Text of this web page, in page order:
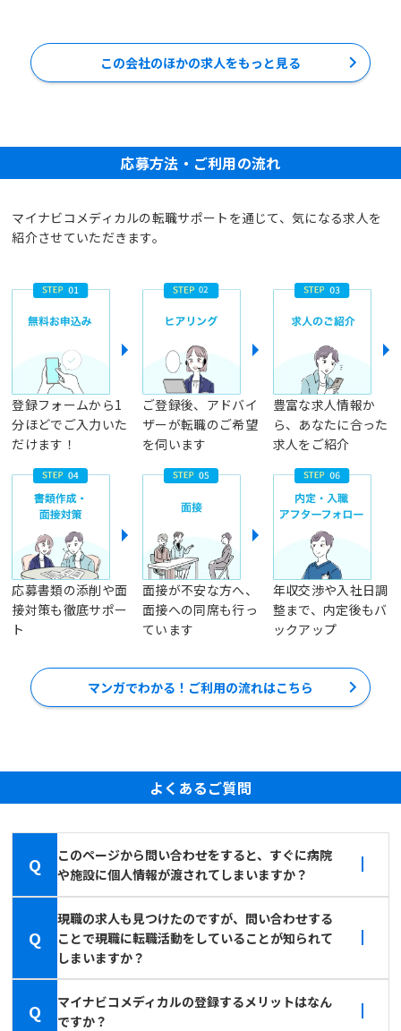
この会社のほかの求人をもっと見る
応募方法・ご利用の流れ
マイナビコメディカルの転職サポートを通じて、気になる求人を
紹介させていただきます。
登録フォームから1
分ほどでご入力いた
だけます！
ご登録後、アドバイ
ザーが転職のご希望
を伺います
豊富な求人情報か
ら、あなたに合った
求人をご紹介
応募書類の添削や面
接対策も徹底サポー
ト
面接が不安な方へ、
面接への同席も行っ
ています
年収交渉や入社日調
整まで、内定後もバ
ックアップ
マンガでわかる！ご利用の流れはこちら
よくあるご質問
Q
このページから問い合わせをすると、すぐに病院
や施設に個人情報が渡されてしまいますか？
Q
現職の求人も見つけたのですが、問い合わせする
ことで現職に転職活動をしていることが知られて
しまいますか？
Q
マイナビコメディカルの登録するメリットはなん
ですか？